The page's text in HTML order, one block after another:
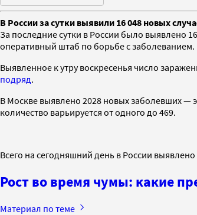
В России за сутки выявили 16 048 новых
За последние сутки в России было выявлено
оперативный штаб по борьбе с
Выявленное к утру воскресенья число
подряд.
В Москве выявлено 2028 новых заболевших —
количество варьируется от одного до 469.
Всего на сегодняшний день в России
Рост во время чумы: какие
Материал по теме